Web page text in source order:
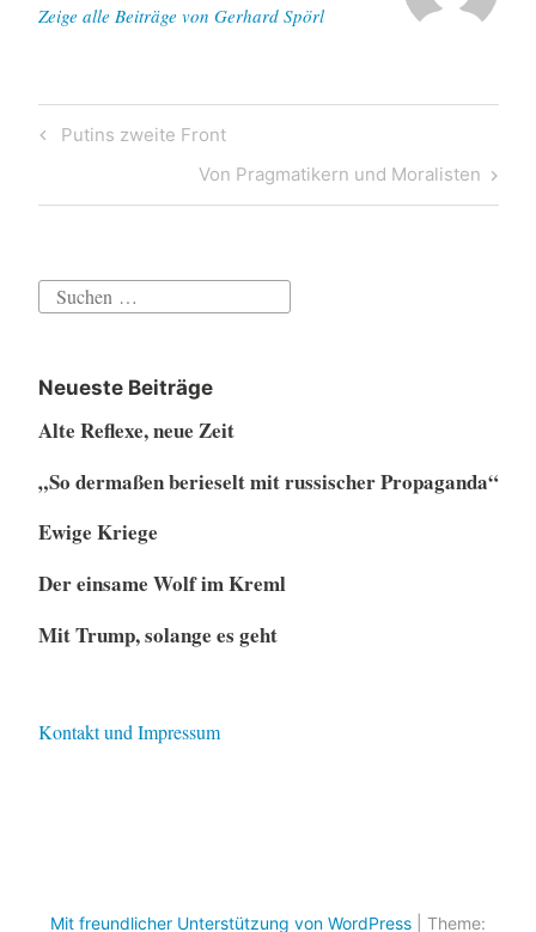
Zeige alle Beiträge von Gerhard Spörl
Beitragsnavigation
Previous
Putins zweite Front
Next
Post
Von Pragmatikern und Moralisten
Suchen
Neueste Beiträge
Alte Reflexe, neue Zeit
„So dermaßen berieselt mit russischer Propaganda“
Ewige Kriege
Der einsame Wolf im Kreml
Mit Trump, solange es geht
Kontakt und Impressum
Mit freundlicher Unterstützung von WordPress Theme: